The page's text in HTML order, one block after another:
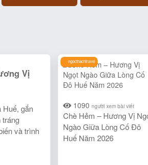
Vị
Huế, gắn
tráng
và trình
ngocthachtravel
1090 người xem bài viết
Chè Hẻm – Hương Vị
Ngào Giữa Lòng Cố Đô
Huế Năm 2026